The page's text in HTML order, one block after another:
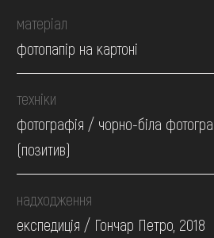
матеріал
фотопапір на картоні
техніки
фотографія / чорно-біла
(позитив)
надходження
експедиція / Гончар Петро, 2018